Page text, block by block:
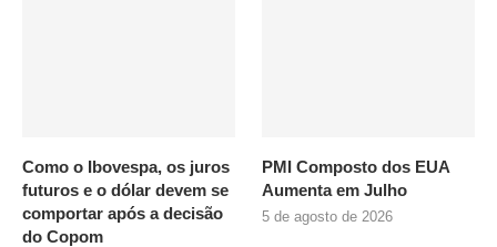
Como o Ibovespa, os juros
futuros e o dólar devem se
comportar após a decisão
do Copom
PMI Composto dos EUA
Aumenta em Julho
5 de agosto de 2026